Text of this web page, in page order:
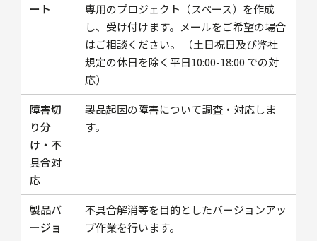
ート
専用のプロジェクト（スペース）を作成
し、受け付けます。メールをご希望の場合
はご相談ください。 （土日祝日及び弊社
規定の休日を除く平日10:00-18:00 での対
応）
障害切
り分
け・不
具合対
応
製品起因の障害について調査・対応しま
す。
製品バ
ージョ
不具合解消等を目的としたバージョンアッ
プ作業を行います。